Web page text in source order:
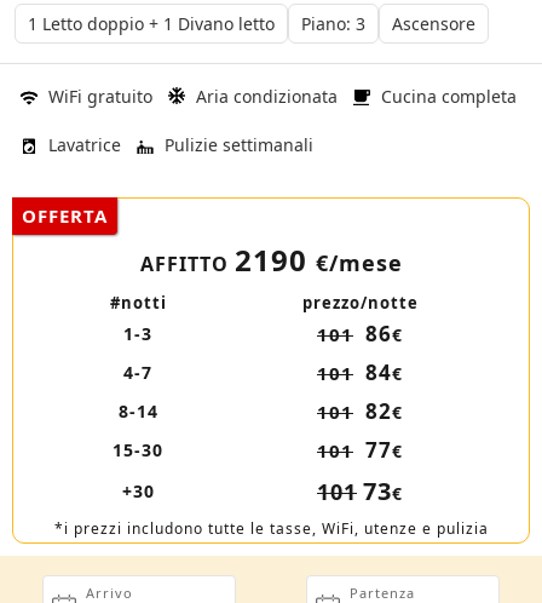
1 Letto doppio + 1 Divano letto Piano: 3 Ascensore
WiFi gratuito Aria condizionata Cucina completa
Lavatrice Pulizie settimanali
OFFERTA
AFFITTO 2190 €/mese
#notti prezzo/notte
1-3 101 86€
4-7
101 84€
8-14
101 82€
15-30
101 77€
+30
101 73€
*i prezzi includono tutte le tasse, WiFi, utenze e pulizia
Arrivo Partenza